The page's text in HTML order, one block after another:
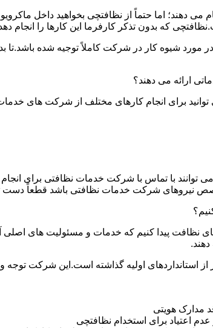
می دهند؛ اما حتماً از نظافتچی بخواهید داخل
که بدون تذکر کارفرما این کارها را
شیوه کار در شرکت کاملاً توجیه شده باشد.تا
ارائه می دهند؟
برای انجام کارهای مختلف از شرکت های
با تماس با شرکت خدمات نظافتی برای
نیروهای شرکت خدمات نظافتی باشد قطعاً دست
نظافت پیدا کنیم که خدمات و مسئولیت های
استانداردهای اولیه گذاشته است.این شرکت
مدارک هویتی
اعتیاد برای استخدام نظافتچی